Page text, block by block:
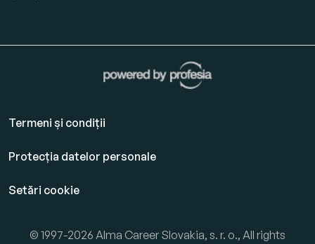
Termeni și condiții
Protecția datelor personale
Setări cookie
© 1997-2026 Alma Career Slovakia, s. r. o., All rights